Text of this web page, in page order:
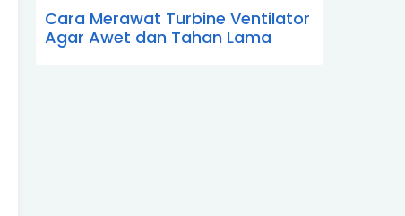
Cara Merawat Turbine Ventilator
Agar Awet dan Tahan Lama